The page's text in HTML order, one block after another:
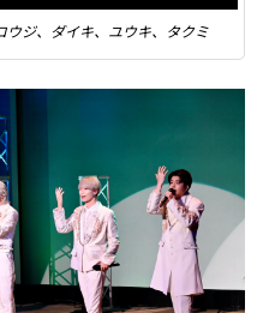
ウジ、ダイキ、ユウキ、タクミ